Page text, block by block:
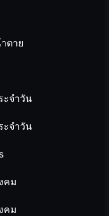
ตาย
ะจำวัน
ะจำวัน
คม
คม